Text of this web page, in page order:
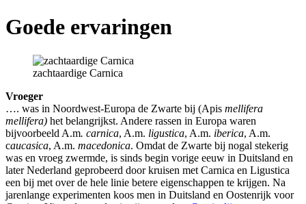
Goede ervaringen
zachtaardige Carnica
Vroeger
…. was in Noordwest-Europa de Zwarte bij (Apis mellifera
mellifera) het belangrijkst. Andere rassen in Europa waren
bijvoorbeeld A.m. carnica, A.m. ligustica, A.m. iberica, A.m.
caucasica, A.m. macedonica. Omdat de Zwarte bij nogal stekerig
was en vroeg zwermde, is sinds begin vorige eeuw in Duitsland en
later Nederland geprobeerd door kruisen met Carnica en Ligustica
een bij met over de hele linie betere eigenschappen te krijgen. Na
jarenlange experimenten koos men in Duitsland en Oostenrijk voor